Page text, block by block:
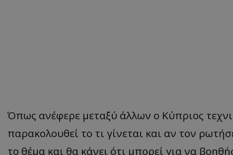
Όπως ανέφερε μεταξύ άλλων ο Κύπριος
παρακολουθεί το τι γίνεται και αν τον
το θέμα και θα κάνει ότι μπορεί για να